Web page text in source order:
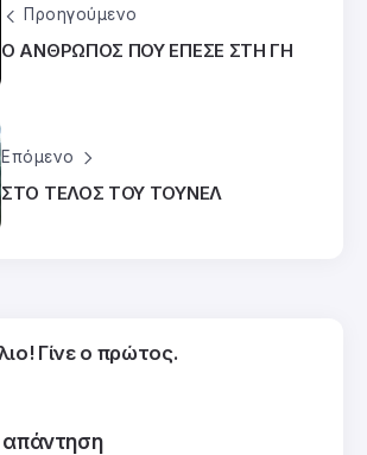
Προηγούμενο
Ο ΑΝΘΡΩΠΟΣ ΠΟΥ ΕΠΕΣΕ ΣΤΗ ΓΗ
Επόμενο
ΣΤΟ ΤΕΛΟΣ ΤΟΥ ΤΟΥΝΕΛ
Γίνε ο πρώτος.